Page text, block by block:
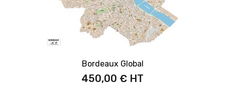
Bordeaux Global
450,00 €